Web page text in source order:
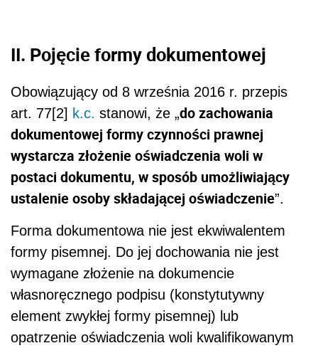
II. Pojęcie formy dokumentowej
Obowiązujący od 8 września 2016 r. przepis
art. 77[2] k.c. stanowi, że „do zachowania
dokumentowej formy czynności prawnej
wystarcza złożenie oświadczenia woli w
postaci dokumentu, w sposób umożliwiający
ustalenie osoby składającej oświadczenie”.
Forma dokumentowa nie jest ekwiwalentem
formy pisemnej. Do jej dochowania nie jest
wymagane złożenie na dokumencie
własnoręcznego podpisu (konstytutywny
element zwykłej formy pisemnej) lub
opatrzenie oświadczenia woli kwalifikowanym